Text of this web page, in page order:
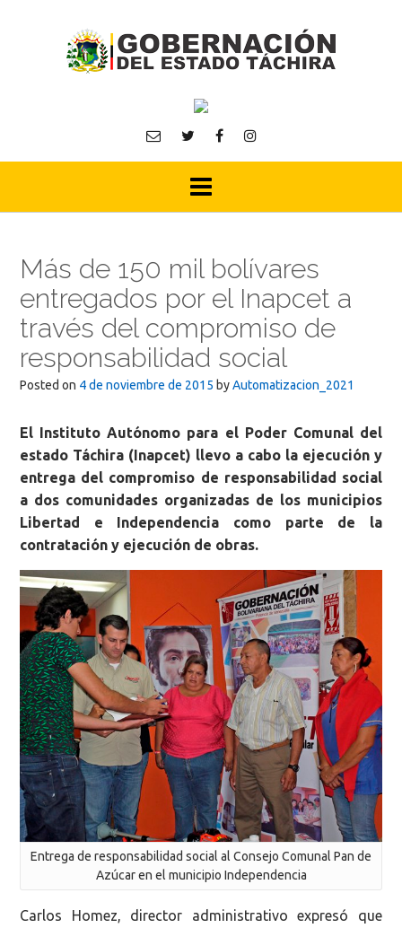
Más de 150 mil bolívares
entregados por el Inapcet a
través del compromiso de
responsabilidad social
Posted on 4 de noviembre de 2015 byAutomatizacion_2021
El Instituto Autónomo para el Poder Comunal del
estado Táchira (Inapcet) llevo a cabo la ejecución y
entrega del compromiso de responsabilidad social
a dos comunidades organizadas de los municipios
Libertad e Independencia como parte de la
contratación y ejecución de obras.
Entrega de responsabilidad social al Consejo Comunal Pan de
Azúcar en el municipio Independencia
Carlos Homez, director administrativo expresó que